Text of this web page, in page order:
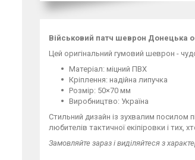
Військовий патч шеврон Донецька
Цей оригінальний гумовий шеврон -
Матеріал: міцний ПВХ
Кріплення: надійна липучка
Розмір: 50×70 мм
Виробництво: Україна
Стильний дизайн із зухвалим посилом
любителів тактичної екіпіровки і тих,
Замовляйте зараз і виділяйтеся з